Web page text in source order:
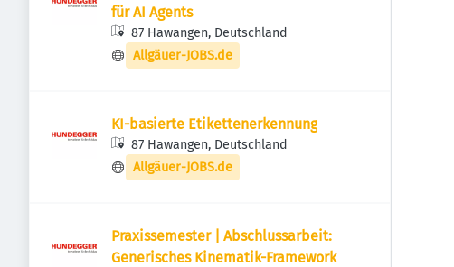
für AI Agents
87 Hawangen, Deutschland
Allgäuer-JOBS.de
KI-basierte Etikettenerkennung
87 Hawangen, Deutschland
Allgäuer-JOBS.de
Praxissemester | Abschlussarbeit:
Generisches Kinematik-Framework